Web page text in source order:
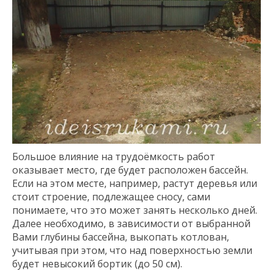
Большое влияние на трудоёмкость работ
оказывает место, где будет расположен бассейн.
Если на этом месте, например, растут деревья или
стоит строение, подлежащее сносу, сами
понимаете, что это может занять несколько дней.
Далее необходимо, в зависимости от выбранной
Вами глубины бассейна, выкопать котлован,
учитывая при этом, что над поверхностью земли
будет невысокий бортик (до 50 см).